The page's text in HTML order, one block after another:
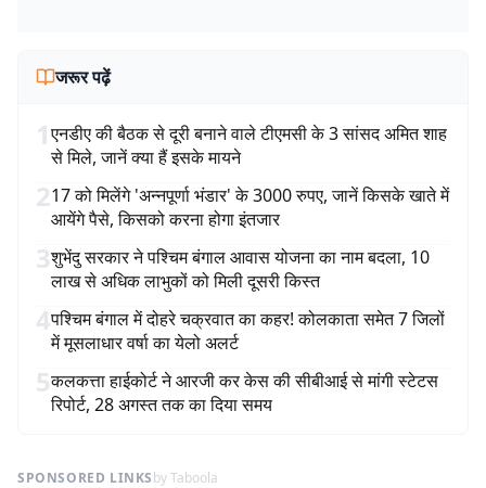
जरूर पढ़ें
1एनडीए की बैठक से दूरी बनाने वाले टीएमसी के 3 सांसद अमित शाह
से मिले, जानें क्या हैं इसके मायने
217 को मिलेंगे 'अन्नपूर्णा भंडार' के 3000 रुपए, जानें किसके खाते में
आयेंगे पैसे, किसको करना होगा इंतजार
3शुभेंदु सरकार ने पश्चिम बंगाल आवास योजना का नाम बदला, 10
लाख से अधिक लाभुकों को मिली दूसरी किस्त
4पश्चिम बंगाल में दोहरे चक्रवात का कहर! कोलकाता समेत 7 जिलों
में मूसलाधार वर्षा का येलो अलर्ट
5कलकत्ता हाईकोर्ट ने आरजी कर केस की सीबीआई से मांगी स्टेटस
रिपोर्ट, 28 अगस्त तक का दिया समय
SPONSORED LINKSby Taboola